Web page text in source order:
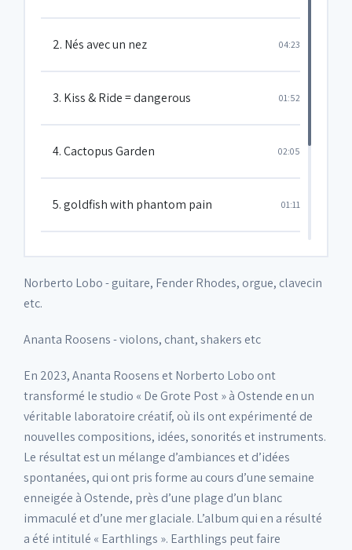
2. Nés avec un nez 04:23
3. Kiss & Ride = dangerous 01:52
4. Cactopus Garden 02:05
5. goldfish with phantom pain 01:11
6. world wild web 04:03
Norberto Lobo - guitare, Fender Rhodes, orgue, clavecin
etc.
Ananta Roosens - violons, chant, shakers etc
En 2023, Ananta Roosens et Norberto Lobo ont
transformé le studio « De Grote Post » à Ostende en un
véritable laboratoire créatif, où ils ont expérimenté de
nouvelles compositions, idées, sonorités et instruments.
Le résultat est un mélange d’ambiances et d’idées
spontanées, qui ont pris forme au cours d’une semaine
enneigée à Ostende, près d’une plage d’un blanc
immaculé et d’une mer glaciale. L’album qui en a résulté
a été intitulé « Earthlings ». Earthlings peut faire